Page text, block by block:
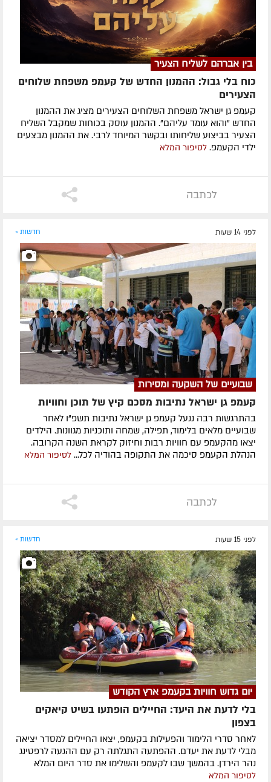
בין אברהם לשליח הצעיר
כוח בלי גבול: ההמנון החדש של קעמפ משפחת שלוחים
הצעירים
קעמפ גן ישראל משפחת השלוחים הצעירים מציג את ההמנון
החדש "והוא עומד עליהם". ההמנון עוסק בכוחות שמקבל השליח
הצעיר בביצוע שליחותו ובקשר המיוחד לרבי. את ההמנון מבצעים
ילדי הקעמפ. לסיפור המלא
לכתבה
לפני 14 שעות חדשות »
שבועיים של השקעה ומסירות
קעמפ גן ישראל נתיבות מסכם קיץ של תוכן וחוויות
בהתרגשות רבה ננעל קעמפ גן ישראל נתיבות תשפ"ו לאחר
שבועיים מלאים בלימוד, תפילה, שמחה ותוכניות מגוונות. הילדים
יצאו מהקעמפ עם חוויות רבות וחיזוק לקראת השנה הקרובה.
הנהלת הקעמפ סיכמה את התקופה בהודיה לכל... לסיפור המלא
לכתבה
לפני 15 שעות חדשות »
יום גדוש חוויות בקעמפ ארץ הקודש
בלי לדעת את היעד: החיילים הופתעו בשיט קיאקים
בצפון
לאחר סדרי הלימוד והפעילות בקעמפ, יצאו החיילים למסדר יציאה
מבלי לדעת את יעדם. ההפתעה התגלתה רק עם ההגעה לרפטינג
נהר הירדן. בהמשך שבו לקעמפ והשלימו את סדר היום המלא
לסיפור המלא